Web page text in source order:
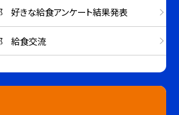
好きな給食アンケート結果発表
給食交流